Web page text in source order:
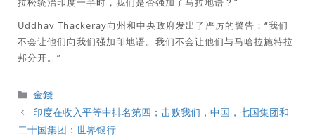
Uddhav Thackeray向州和中央政府发出了严厉的警告：“我们
不会让他们向我们强加印地语。我们不会让他们与马哈拉施特拉
邦分开。”
分
類
金錢
印度在收入平等中排名第四；击败我们，中国，七国集团和
二十国集团：世界银行